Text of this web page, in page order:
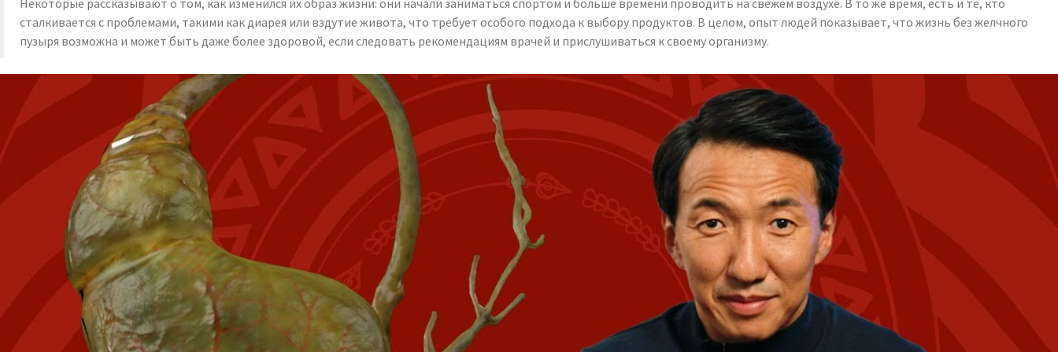
Некоторые рассказывают о том, как изменился их образ жизни: они начали заниматься спортом и больше времени проводить на свежем воздухе. В то же время, есть и те, кто
сталкивается с проблемами, такими как диарея или вздутие живота, что требует особого подхода к выбору продуктов. В целом, опыт людей показывает, что жизнь без желчного
пузыря возможна и может быть даже более здоровой, если следовать рекомендациям врачей и прислушиваться к своему организму.